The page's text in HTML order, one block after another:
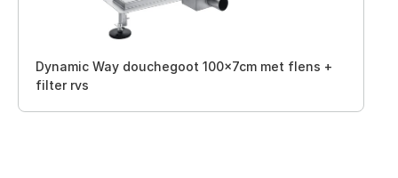
Dynamic Way douchegoot 100x7cm met flens +
filter rvs